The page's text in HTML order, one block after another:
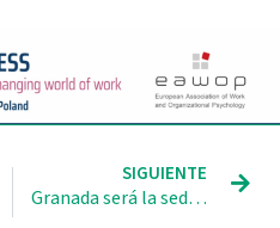
SIGUIENTE
Granada será la sede del Congreso de Centros Universitarios de Relaciones Laborales a celebrar en noviembre de 2024.